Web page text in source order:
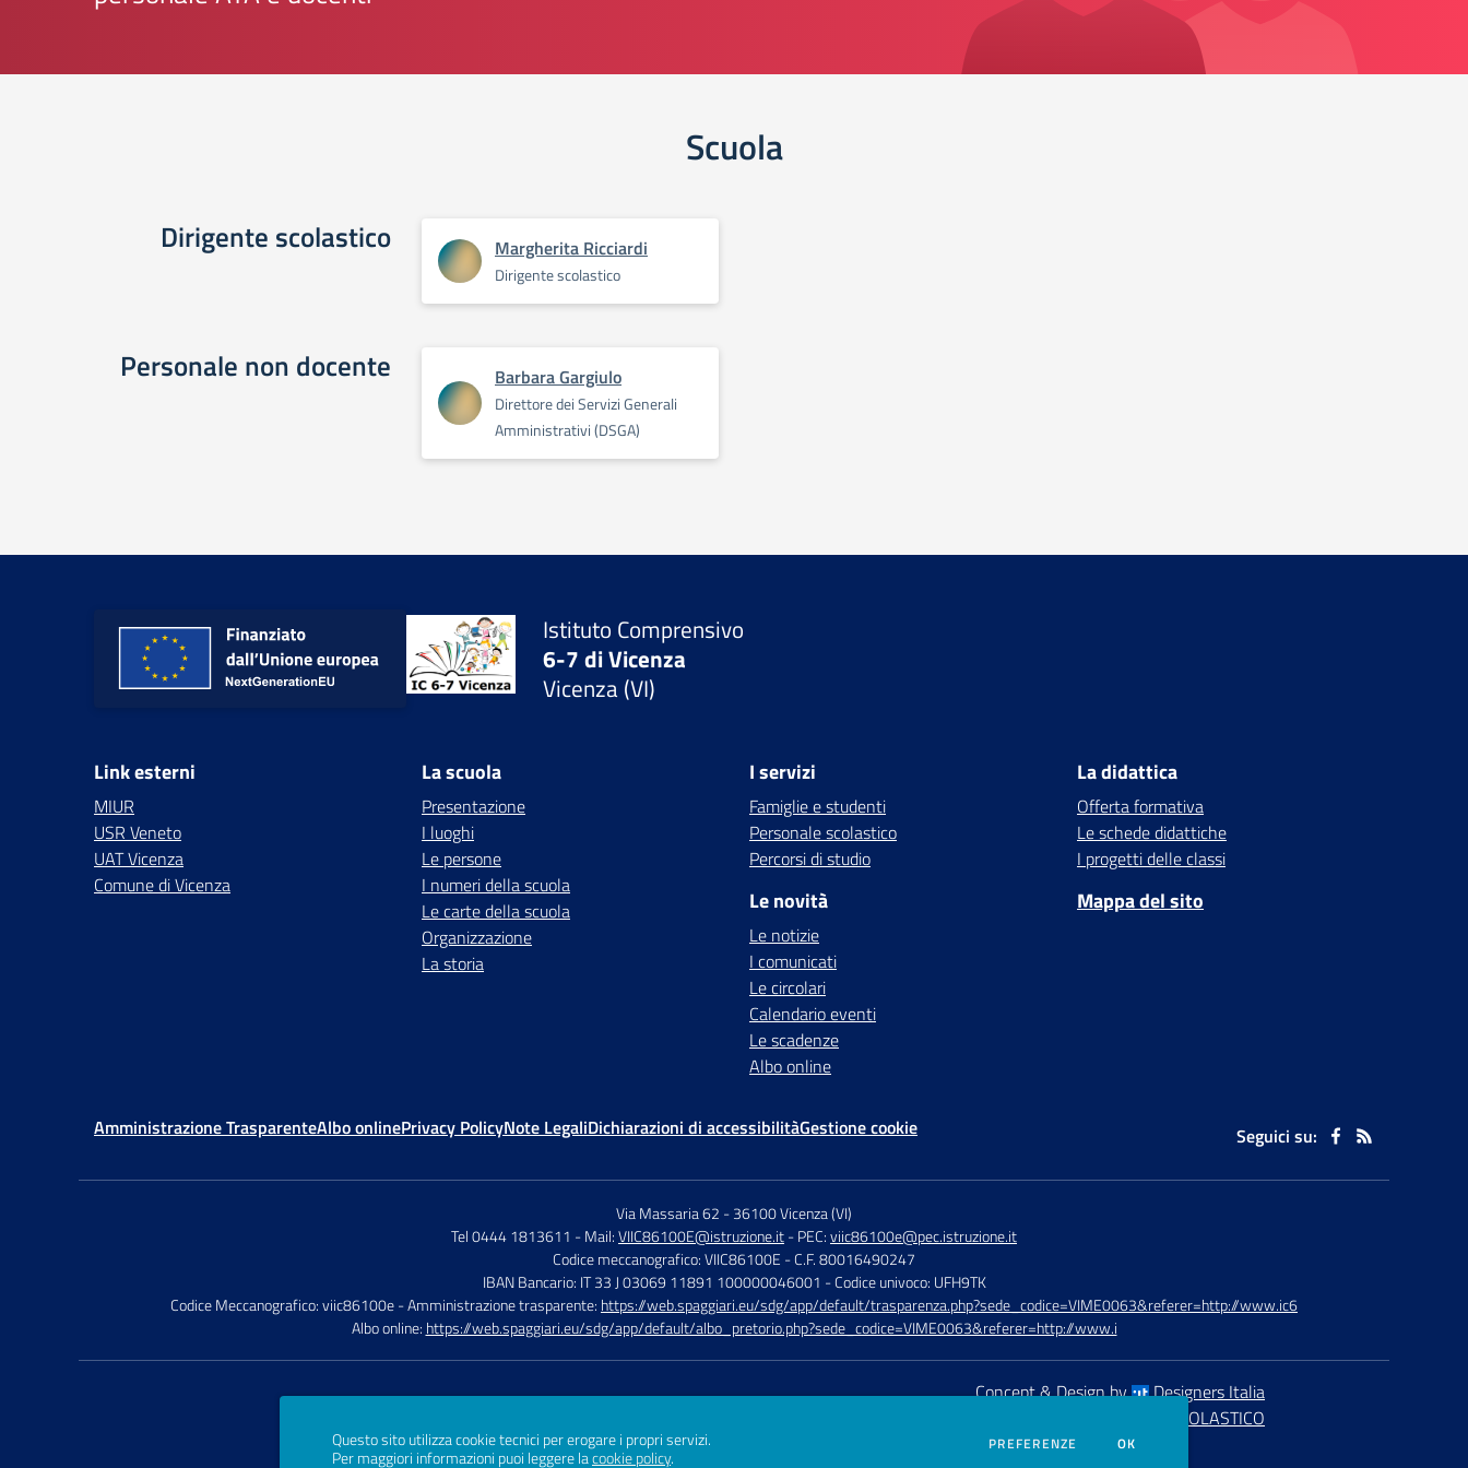
Scuola
Dirigente scolastico Margherita Ricciardi
Dirigente scolastico
Personale non docente Barbara Gargiulo
Direttore dei Servizi Generali
Amministrativi (DSGA)
Istituto Comprensivo
6-7 di Vicenza
Vicenza (VI)
Link esterni
MIUR
USR Veneto
UAT Vicenza
Comune di Vicenza
La scuola
Presentazione
I luoghi
Le persone
I numeri della scuola
Le carte della scuola
Organizzazione
La storia
I servizi
Famiglie e studenti
Personale scolastico
Percorsi di studio
Le novità
Le notizie
I comunicati
Le circolari
Calendario eventi
Le scadenze
Albo online
La didattica
Offerta formativa
Le schede didattiche
I progetti delle classi
Mappa del sito
Amministrazione TrasparenteAlbo onlinePrivacy PolicyNote LegaliDichiarazioni di accessibilitàGestione cookie Seguici su:
Via Massaria 62 -36100 Vicenza (VI)
Tel 0444 1813611 - Mail:VIIC86100E@istruzione.it- PEC:viic86100e@pec.istruzione.it
Codice meccanografico: VIIC86100E - C.F. 80016490247
IBAN Bancario: IT 33 J 03069 11891 100000046001 - Codice univoco: UFH9TK
Codice Meccanografico: viic86100e- Amministrazione trasparente: https://web.spaggiari.eu/sdg/app/default/trasparenza.php?sede_codice=VIME0063&referer=http://www.ic6
Albo online: https://web.spaggiari.eu/sdg/app/default/albo_pretorio.php?sede_codice=VIME0063&referer=http://www.i
Concept & Design by
Designers Italia
SCUOLASTICO
Questo sito utilizza cookie tecnici per erogare i propri servizi.
Per maggiori informazioni puoi leggere lacookie policy.
PREFERENZE DEI COOKIE
OK